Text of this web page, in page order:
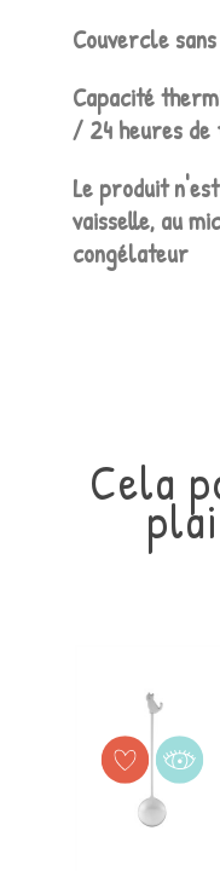
Couvercle
Capacité
/ 24 heures
Le produit
vaisselle, au
congélateur
Cela